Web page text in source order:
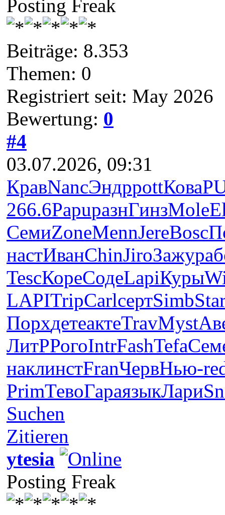
Posting Freak
Beiträge: 8.353
Themen: 0
Registriert seit: May 2026
Bewertung: 0
#4
03.07.2026, 09:31
КравNancЭндрpottКова
266.6PapuразнГинзMole
СемиZoneMennJereBosc
настИванChinJiroЗажу
TescКореСодеLapiКуры
LAPITripCarlсертSimb
ПорхдетеактеTravMyst
ЛитРРогоIntrFashTefa
наклинстFranЧервНью-
PrimТевоГараязыкЛари
Suchen
Zitieren
ytesia
Posting Freak